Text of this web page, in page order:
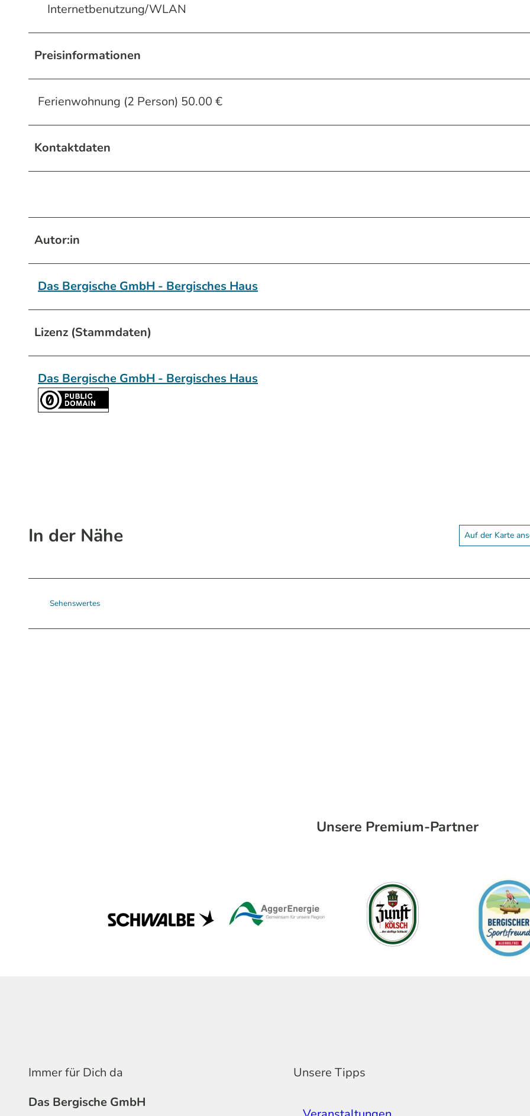
Internetbenutzung/WLAN
Preisinformationen
Ferienwohnung (2 Person) 50.00 €
Kontaktdaten
Autor:in
Das Bergische GmbH - Bergisches Haus
Lizenz (Stammdaten)
Das Bergische GmbH - Bergisches Haus
In der Nähe Auf der Karte
Sehenswertes
Unsere Premium-Partner
Immer für Dich da
Das Bergische GmbH
Unsere Tipps